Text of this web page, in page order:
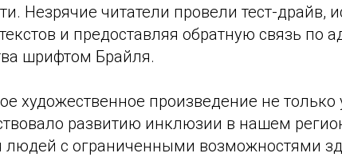
Незрячие читатели провели тест-драйв,
и предоставляя обратную связь по
шрифтом Брайля.
художественное произведение не только
развитию инклюзии в нашем
людей с ограниченными возможностями